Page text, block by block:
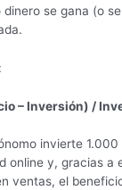
se gana (o
– Inversión) /
invierte 1.000
online y, gracias a
ventas, el